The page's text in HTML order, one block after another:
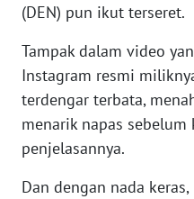
(DEN) pun ikut terseret.
Tampak dalam video
Instagram resmi
terdengar terbata,
menarik napas
penjelasannya.
Dan dengan nada
WN
WN
KEPRI
WN